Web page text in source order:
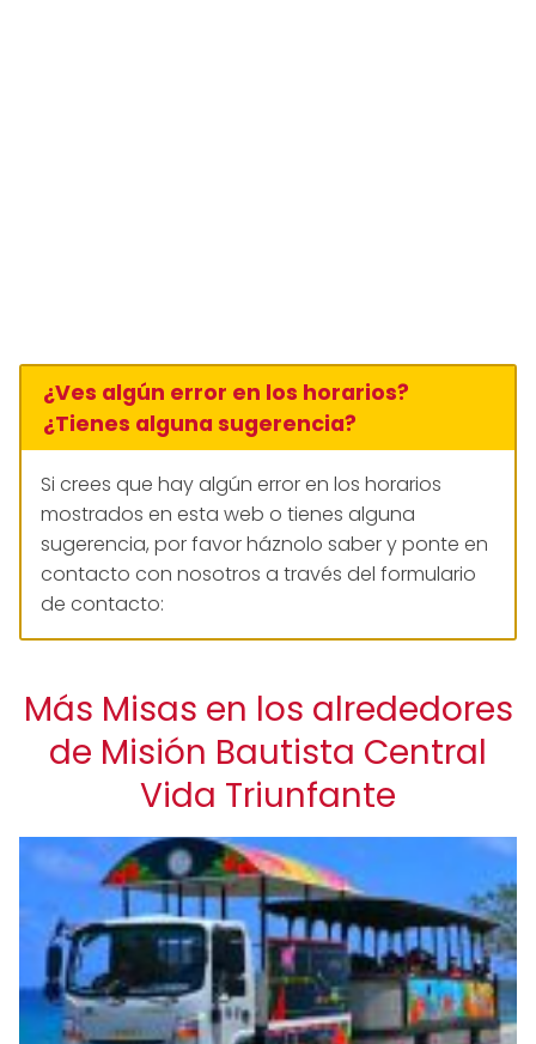
¿Ves algún error en los horarios?
¿Tienes alguna sugerencia?
Si crees que hay algún error en los horarios
mostrados en esta web o tienes alguna
sugerencia, por favor háznolo saber y ponte en
contacto con nosotros a través del formulario
de contacto:
Más Misas en los alrededores
de Misión Bautista Central
Vida Triunfante